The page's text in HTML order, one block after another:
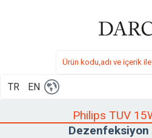
TR EN
Philips TUV
Dezenfeksiyon